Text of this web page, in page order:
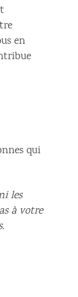
en
qui
les
à votre